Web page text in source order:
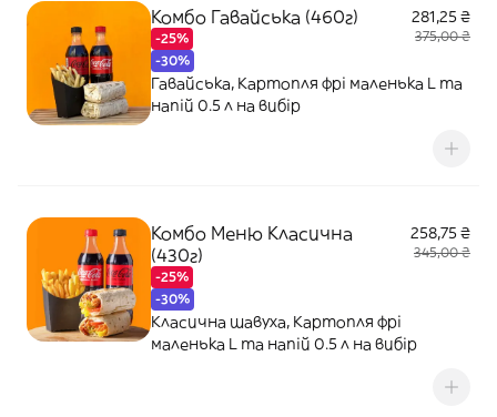
Комбо Гавайська (460г)
-25%
-30%
281,25 ₴
375,00 ₴
Гавайська, Картопля фрі маленька L та
напій 0.5 л на вибір
Комбо Меню Класична
(430г)
-25%
-30%
258,75 ₴
345,00 ₴
Класична шавуха, Картопля фрі
маленька L та напій 0.5 л на вибір